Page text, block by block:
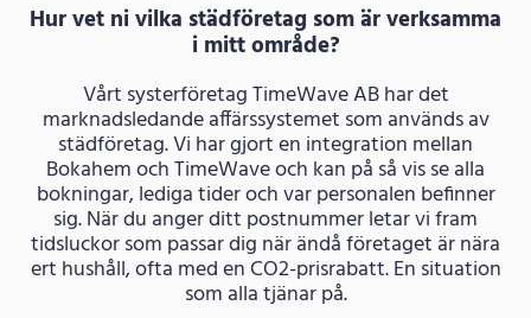
Hur vet ni vilka städföretag som är verksamma
i mitt område?
Vårt systerföretag TimeWave AB har det
marknadsledande affärssystemet som används av
städföretag. Vi har gjort en integration mellan
Bokahem och TimeWave och kan på så vis se alla
bokningar, lediga tider och var personalen befinner
sig. När du anger ditt postnummer letar vi fram
tidsluckor som passar dig när ändå företaget är nära
ert hushåll, ofta med en CO2-prisrabatt. En situation
som alla tjänar på.